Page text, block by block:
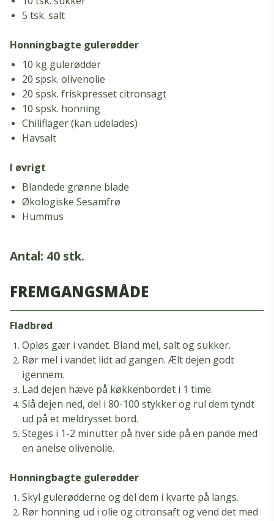
5 tsk. salt
Honningbagte gulerødder
10 kg gulerødder
20 spsk. olivenolie
20 spsk. friskpresset citronsagt
10 spsk. honning
Chiliflager (kan udelades)
Havsalt
I øvrigt
Blandede grønne blade
Økologiske Sesamfrø
Hummus
antal: 40 stk.
FREMGANGSMÅDE
Fladbrød
Opløs gær i vandet. Bland mel, salt og sukker.
Rør mel i vandet lidt ad gangen. Ælt dejen godt
igennem.
Lad dejen hæve på køkkenbordet i 1 time.
Slå dejen ned, del i 80-100 stykker og rul dem tyndt
ud på et meldrysset bord.
Steges i 1-2 minutter på hver side på en pande med
en anelse olivenolie.
Honningbagte gulerødder
Skyl gulerødderne og del dem i kvarte på langs.
Rør honning ud i olie og citronsaft og vend det med